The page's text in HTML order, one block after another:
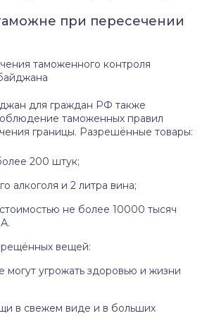
при пересечении
таможенного контроля
для граждан РФ также
таможенных правил
границы. Разрешённые товары:
200 штук;
алкоголя и 2 литра вина;
не более 10000 тысяч
вещей:
могут угрожать здоровью и жизни
в свежем виде и в больших